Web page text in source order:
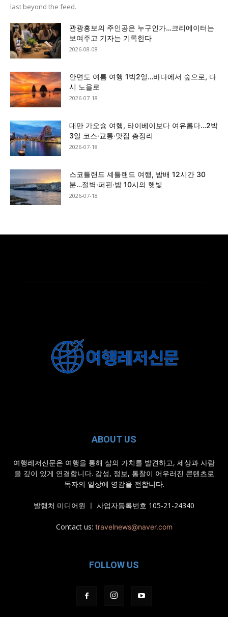
last beyond the feed.
관광홍보의 주인공은 누구인가…크리에이터는
보여주고 기자는 기록한다
2026-08-08
안면도 여름 여행 1박2일…바다에서 숲으로, 다
시 노을로
2026-07-18
대만 가오슝 여행, 타이베이보다 여유롭다…2박
3일 코스·교통·맛집 총정리
2026-07-18
스코틀랜드 셰틀랜드 여행, 밤배 12시간 30
분…절벽·퍼핀·밤 10시의 햇빛
2026-07-18
ABOUT US
여행레저신문은 여행을 통해 삶의 가치를 발견하고, 세상과 사람
을 깊이 있게 연결합니다. 감성, 정보, 통찰이 어우러진 콘텐츠로
독자의 일상에 영감을 전합니다.
발행처 미디어원 ㅣ 사업자등록번호 105-21-24340
Contact us: travelnews@naver.com
FOLLOW US